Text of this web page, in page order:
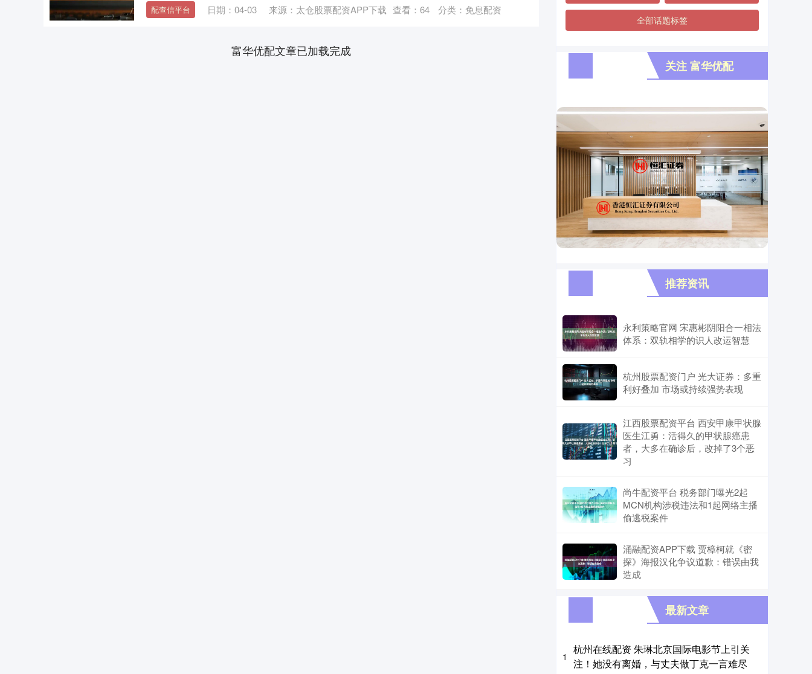
配查信平台 日期：04-03 来源：太仓股票配资APP下载 查看： 64 分类： 免息配资
富华优配文章已加载完成
全部话题标签
关注 富华优配
推荐资讯
永利策略官网 宋惠彬阴阳合一相法
体系：双轨相学的识人改运智慧
杭州股票配资门户 光大证券：多重
利好叠加 市场或持续强势表现
江西股票配资平台 西安甲康甲状腺
医生江勇：活得久的甲状腺癌患
者，大多在确诊后，改掉了3个恶
习
尚牛配资平台 税务部门曝光2起
MCN机构涉税违法和1起网络主播
偷逃税案件
涌融配资APP下载 贾樟柯就《密
探》海报汉化争议道歉：错误由我
造成
最新文章
1
杭州在线配资 朱琳北京国际电影节上引关
注！她没有离婚，与丈夫做丁克一言难尽